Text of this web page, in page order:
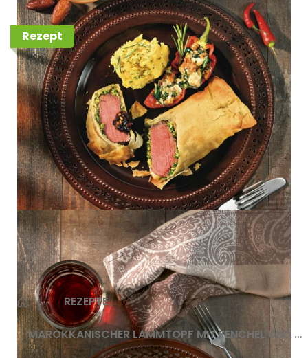
Rezept
Lammkeule/ Tomaten/ Speck/
Bohnenragout/ Mandelbällchen
REZEPTE
MAROKKANISCHER LAMMTOPF MIT FENCHEL UND APRIKOSEN